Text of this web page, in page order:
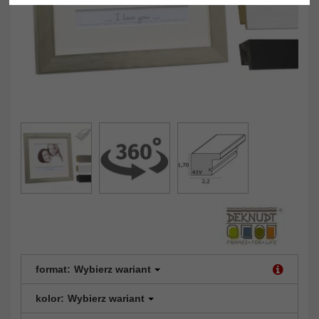
format: Wybierz wariant
kolor: Wybierz wariant